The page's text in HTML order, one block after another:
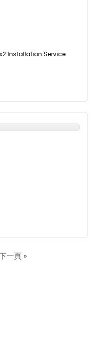
Installation Service
一頁 »